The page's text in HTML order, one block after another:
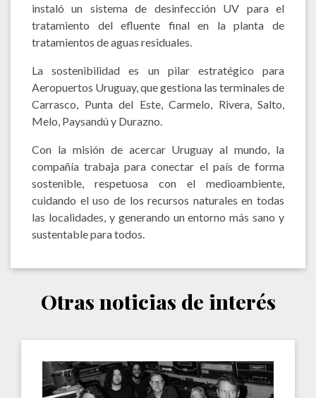
instaló un sistema de desinfección UV para el
tratamiento del efluente final en la planta de
tratamientos de aguas residuales.
La sostenibilidad es un pilar estratégico para
Aeropuertos Uruguay, que gestiona las terminales de
Carrasco, Punta del Este, Carmelo, Rivera, Salto,
Melo, Paysandú y Durazno.
Con la misión de acercar Uruguay al mundo, la
compañía trabaja para conectar el país de forma
sostenible, respetuosa con el medioambiente,
cuidando el uso de los recursos naturales en todas
las localidades, y generando un entorno más sano y
sustentable para todos.
Otras noticias de interés